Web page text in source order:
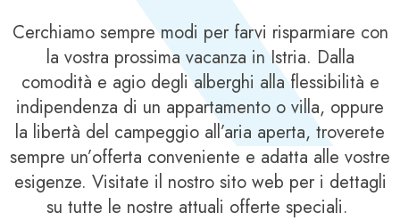
Cerchiamo sempre modi per farvi risparmiare con
la vostra prossima vacanza in Istria. Dalla
comodità e agio degli alberghi alla flessibilità e
indipendenza di un appartamento o villa, oppure
la libertà del campeggio all’aria aperta, troverete
sempre un’offerta conveniente e adatta alle vostre
esigenze. Visitate il nostro sito web per i dettagli
su tutte le nostre attuali offerte speciali.